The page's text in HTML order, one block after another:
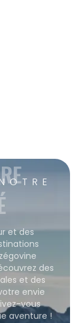
et des
des
et des
envie
vous
aventure !